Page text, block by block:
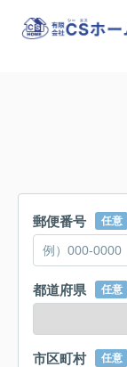
郵便番号 任意
都道府県 任意
市区町村 任意